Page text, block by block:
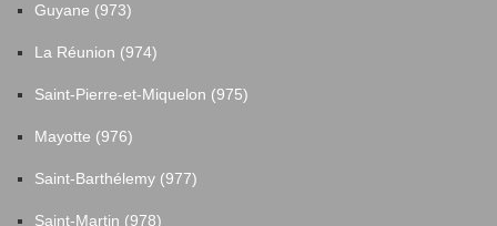
Guyane (973)
La Réunion (974)
Saint-Pierre-et-Miquelon (975)
Mayotte (976)
Saint-Barthélemy (977)
Saint-Martin (978)